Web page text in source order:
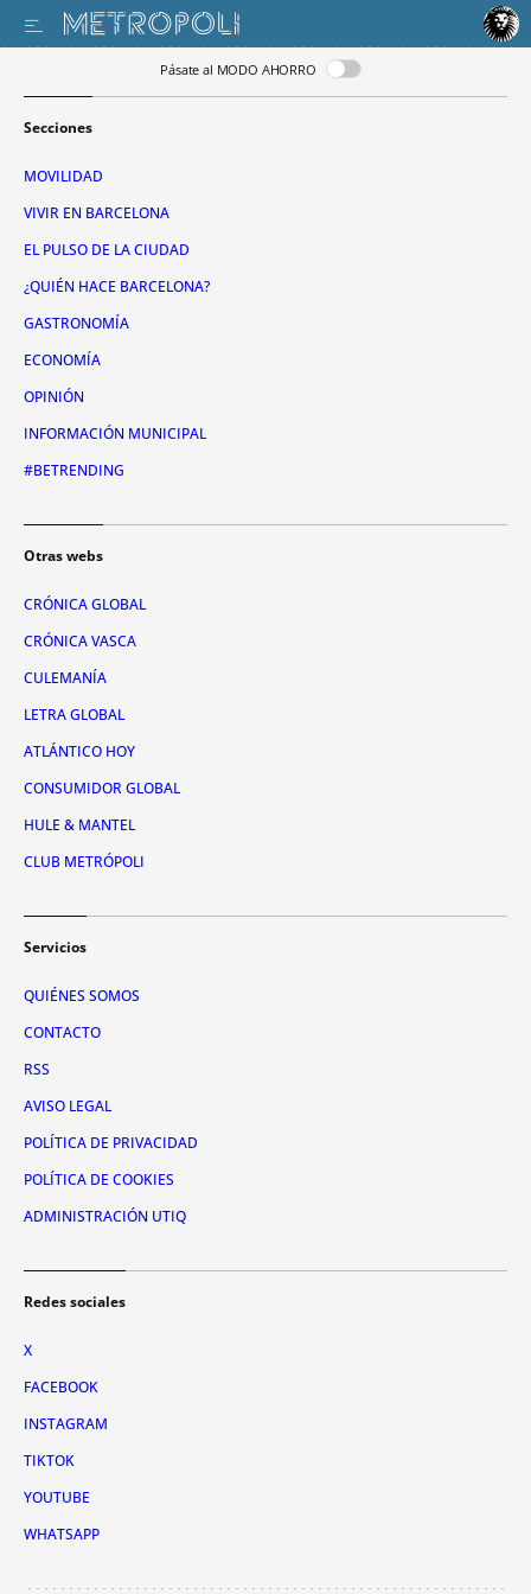
Pásate al MODO AHORRO
Secciones
MOVILIDAD
VIVIR EN BARCELONA
EL PULSO DE LA CIUDAD
¿QUIÉN HACE BARCELONA?
GASTRONOMÍA
ECONOMÍA
OPINIÓN
INFORMACIÓN MUNICIPAL
#BETRENDING
Otras webs
CRÓNICA GLOBAL
CRÓNICA VASCA
CULEMANÍA
LETRA GLOBAL
ATLÁNTICO HOY
CONSUMIDOR GLOBAL
HULE & MANTEL
CLUB METRÓPOLI
Servicios
QUIÉNES SOMOS
CONTACTO
RSS
AVISO LEGAL
POLÍTICA DE PRIVACIDAD
POLÍTICA DE COOKIES
ADMINISTRACIÓN UTIQ
Redes sociales
X
FACEBOOK
INSTAGRAM
TIKTOK
YOUTUBE
WHATSAPP